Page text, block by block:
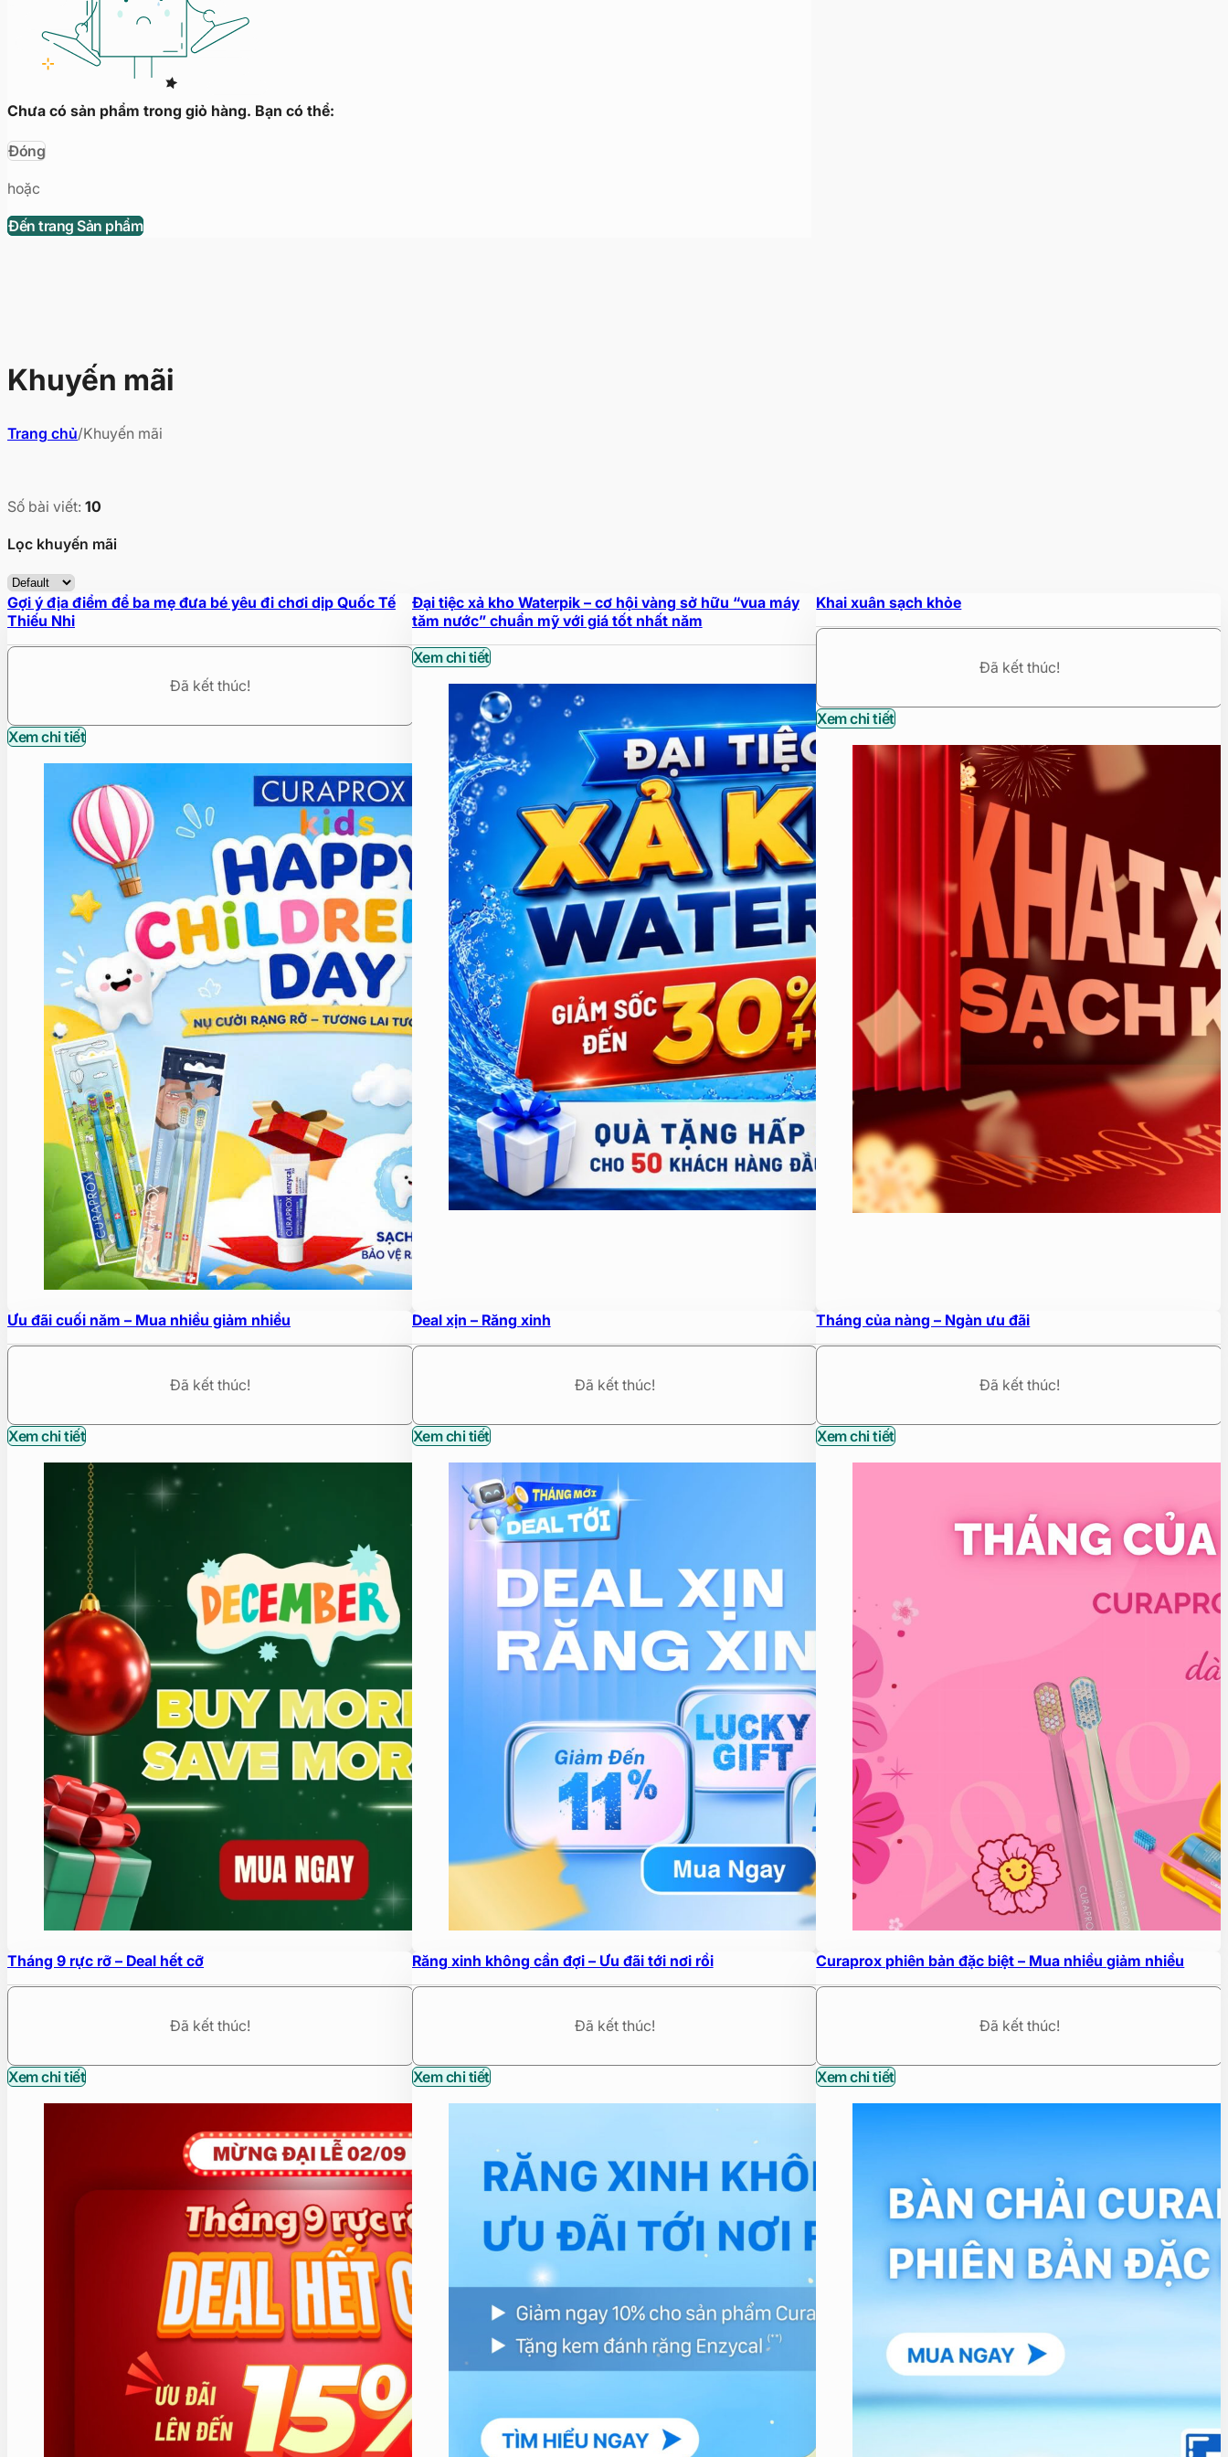
Chưa có sản phẩm trong giỏ hàng. Bạn có thể:
Đóng
hoặc
Đến trang Sản phẩm
Khuyến mãi
Trang chủ/Khuyến mãi
Số bài viết: 10
Lọc khuyến mãi
Gợi ý địa điểm để ba mẹ đưa bé yêu đi chơi dịp Quốc Tế
Thiếu Nhi
Đã kết thúc!
Xem chi tiết
Đại tiệc xả kho Waterpik – cơ hội vàng sở hữu “vua máy
tăm nước” chuẩn mỹ với giá tốt nhất năm
Xem chi tiết
Khai xuân sạch khỏe
Đã kết thúc!
Xem chi tiết
Ưu đãi cuối năm – Mua nhiều giảm nhiều
Đã kết thúc!
Xem chi tiết
Deal xịn – Răng xinh
Đã kết thúc!
Xem chi tiết
Tháng của nàng – Ngàn ưu đãi
Đã kết thúc!
Xem chi tiết
Tháng 9 rực rỡ – Deal hết cỡ
Đã kết thúc!
Xem chi tiết
Răng xinh không cần đợi – Ưu đãi tới nơi rồi
Đã kết thúc!
Xem chi tiết
Curaprox phiên bản đặc biệt – Mua nhiều giảm nhiều
Đã kết thúc!
Xem chi tiết